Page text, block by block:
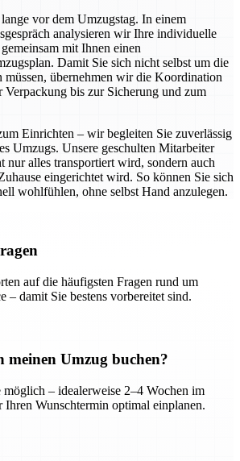
vor dem Umzugstag. In einem
analysieren wir Ihre individuelle
mit Ihnen einen
Damit Sie sich nicht selbst um die
müssen, übernehmen wir die Koordination
bis zur Sicherung und zum
Einrichten – wir begleiten Sie zuverlässig
Umzugs. Unsere geschulten Mitarbeiter
nur alles transportiert wird, sondern auch
eingerichtet wird. So können Sie sich
wohlfühlen, ohne selbst Hand anzulegen.
auf die häufigsten Fragen rund um
– damit Sie bestens vorbereitet sind.
meinen Umzug buchen?
– idealerweise 2–4 Wochen im
Wunschtermin optimal einplanen.